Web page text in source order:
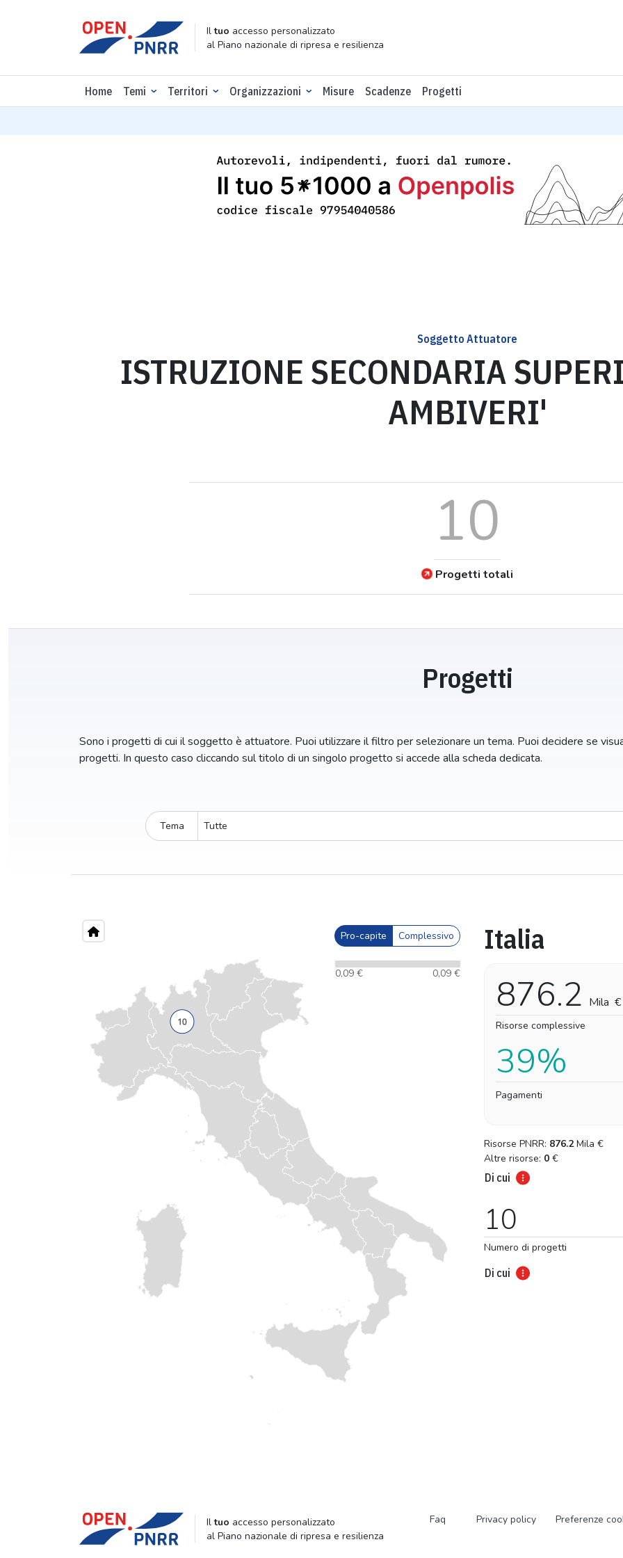
Iltuo accesso personalizzato
al Piano nazionale di ripresa e resilienza
Home Temi Territori Organizzazioni Misure Scadenze Progetti
Soggetto Attuatore
ISTRUZIONE SECONDARIA
AMBIVERI'
10
Progetti totali
Progetti
Sono i progetti di cui il soggetto è attuatore. Puoi utilizzare il filtro per selezionare un tema. Puoi decidere se
progetti. In questo caso cliccando sul titolo di un singolo progetto si accede alla scheda dedicata.
Tema
Pro-capite Complessivo
0,09 € 0,09 €
Italia
876.2 Mila €
Risorse complessive
39%
Pagamenti
Risorse PNRR: 876.2 Mila €
Altre risorse: 0 €
Di cui
10
Numero di progetti
Di cui
Iltuo accesso personalizzato
al Piano nazionale di ripresa e resilienza
Faq Privacy policy Preferenze